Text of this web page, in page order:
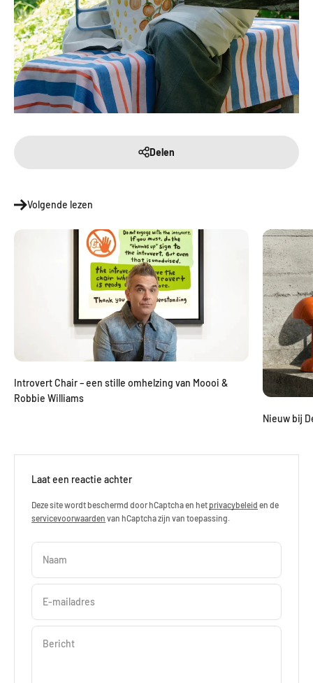
Delen
Volgende lezen
Introvert Chair – een stille omhelzing van Moooi &
Robbie Williams
Nieuw bij
Laat een reactie achter
Deze site wordt beschermd door hCaptcha en het privacybeleid en de
servicevoorwaarden van hCaptcha zijn van toepassing.
Naam
E-mailadres
Bericht